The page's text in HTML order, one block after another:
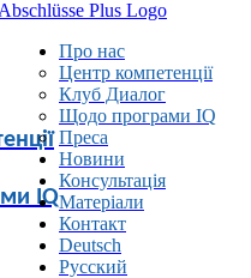
IQ
Про нас
Центр компетенції
Клуб Диалог
Щодо програми IQ
Преса
Новини
Консультація
Матеріали
Контакт
Deutsch
Русский